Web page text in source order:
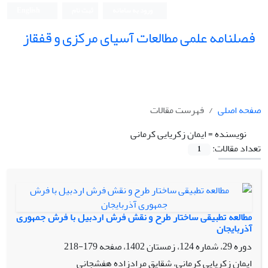
فصلنامه علمی مطالعات آسیای مرکزی و قفقاز
صفحه اصلی
فهرست مقالات
نویسنده =ایمان زکریایی کرمانی
تعداد مقالات:
1
مطالعه تطبیقی ساختار طرح و نقش فرش اردبیل با فرش جمهوری
آذربایجان
دوره 29، شماره 124، زمستان 1402، صفحه
179-218
ایمان زکریایی کرمانی، شقایق مرادزاده هفشجانی